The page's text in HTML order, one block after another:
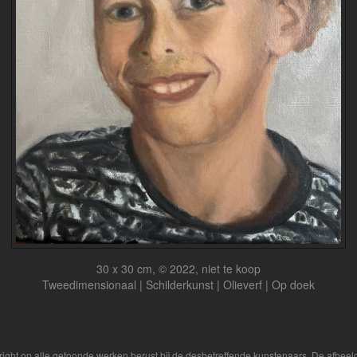
30 x 30 cm, © 2022, niet te koop
Tweedimensionaal | Schilderkunst | Olieverf | Op doek